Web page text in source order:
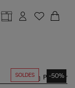
SOLDES -50%
Partager